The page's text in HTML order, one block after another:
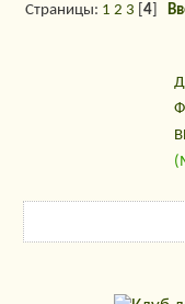
Страницы: 1 2 3 [4